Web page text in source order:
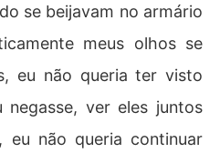
se beijavam no armário
meus olhos se
eu não queria ter visto
ver eles juntos
eu não queria continuar